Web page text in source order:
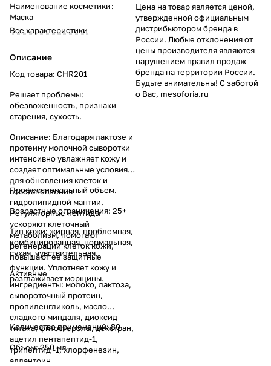
Наименование косметики:
Маска
Все характеристики
Описание
Код товара: CHR201
Решает проблемы:
обезвоженность, признаки
старения, сухость.
Описание: Благодаря лактозе и
протеину молочной сыворотки
интенсивно увлажняет кожу и
создает оптимальные условия
для обновления клеток и
восстановления
гидролипидной мантии.
Регуляторные пептиды
ускоряют клеточный
метаболизм, помогают
регенерации клеток кожи,
повышают ее защитные
функции. Уплотняет кожу и
разглаживает морщины.
Профессиональный объем.
Возрастные ограничения: 25+
Тип кожи: жирная, проблемная,
комбинированная, нормальная,
сухая, чувствительная.
Активные
ингредиенты: молоко, лактоза,
сывороточный протеин,
пропиленгликоль, масло
сладкого миндаля, диоксид
титана, фитостеролы, декстран,
ацетил пентапептид-1,
трипептид -1, хлорфенезин,
аллантоин.
Количество применений: 80
Объем: 250 мл
Цена на товар является ценой,
утвержденной официальным
дистрибьютором бренда в
России. Любые отклонения от
цены производителя являются
нарушением правил продаж
бренда на территории России.
Будьте внимательны! С заботой
о Вас, mesoforia.ru